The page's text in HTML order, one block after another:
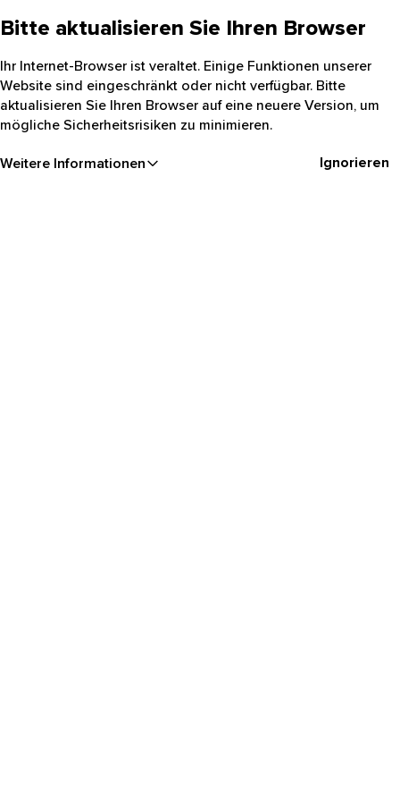
Bitte aktualisieren Sie Ihren Browser
Ihr Internet-Browser ist veraltet. Einige Funktionen unserer
Website sind eingeschränkt oder nicht verfügbar. Bitte
aktualisieren Sie Ihren Browser auf eine neuere Version, um
mögliche Sicherheitsrisiken zu minimieren.
Weitere Informationen Ignorieren